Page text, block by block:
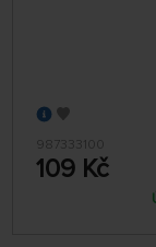
987333100
109 Kč